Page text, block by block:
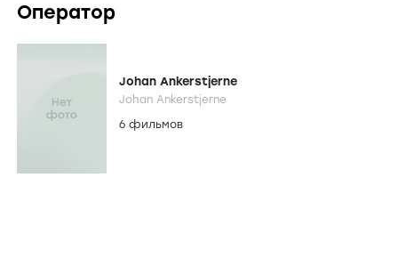
Оператор
Johan Ankerstjerne
Johan Ankerstjerne
6 фильмов